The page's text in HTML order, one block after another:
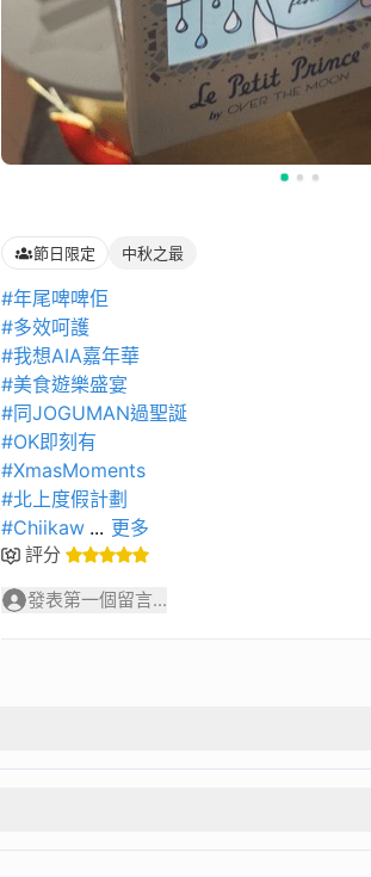
節日限定 中秋之最
#年尾啤啤佢
#多效呵護
#我想AIA嘉年華
#美食遊樂盛宴
#同JOGUMAN過聖誕
#OK即刻有
#XmasMoments
#北上度假計劃
#Chiikaw ... 更多
評分
發表第一個留言...